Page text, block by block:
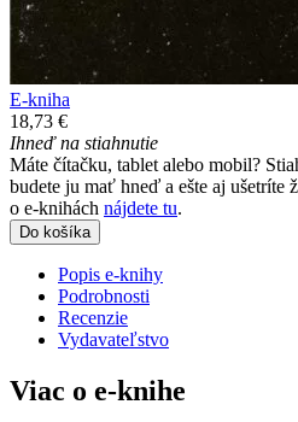
E-kniha
18,73 €
Ihneď na stiahnutie
Máte čítačku, tablet alebo mobil?
budete ju mať hneď a ešte aj
o e-knihách nájdete tu.
Do košíka
Popis e-knihy
Podrobnosti
Recenzie
Vydavateľstvo
Viac o e-knihe